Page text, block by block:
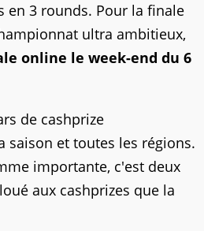
en 3 rounds. Pour la finale
ultra ambitieux,
online le week-end du 6
de cashprize
saison et toutes les régions.
importante, c'est deux
aux cashprizes que la